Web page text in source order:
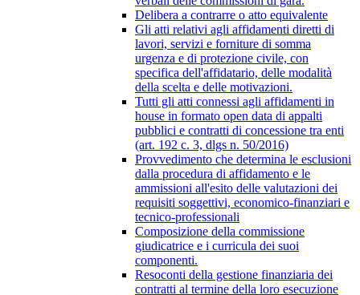
Delibera a contrarre o atto equivalente
Gli atti relativi agli affidamenti diretti di
lavori, servizi e forniture di somma
urgenza e di protezione civile, con
specifica dell'affidatario, delle modalità
della scelta e delle motivazioni.
Tutti gli atti connessi agli affidamenti in
house in formato open data di appalti
pubblici e contratti di concessione tra enti
(art. 192 c. 3, dlgs n. 50/2016)
Provvedimento che determina le esclusioni
dalla procedura di affidamento e le
ammissioni all'esito delle valutazioni dei
requisiti soggettivi, economico-finanziari e
tecnico-professionali
Composizione della commissione
giudicatrice e i curricula dei suoi
componenti.
Resoconti della gestione finanziaria dei
contratti al termine della loro esecuzione